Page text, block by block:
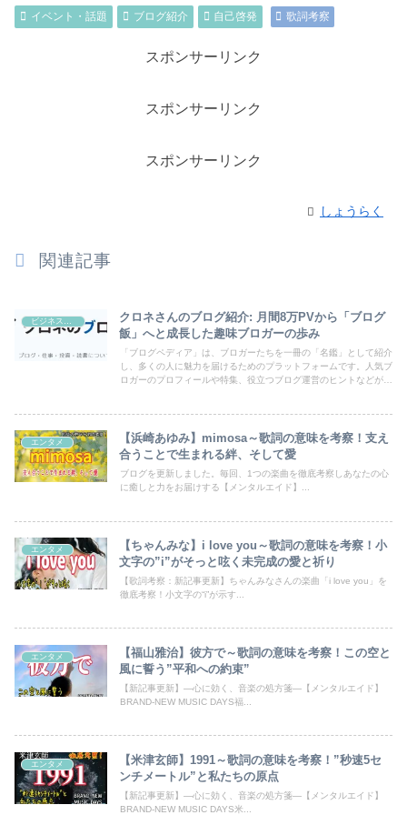
イベント・話題 ブログ紹介 自己啓発 歌詞考察
スポンサーリンク
スポンサーリンク
スポンサーリンク
しょうらく
関連記事
ビジネス・副業
クロネさんのブログ紹介: 月間8万PVから「ブログ
飯」へと成長した趣味ブロガーの歩み
「ブログペディア」は、ブロガーたちを一冊の「名鑑」として紹介
し、多くの人に魅力を届けるためのプラットフォームです。人気ブ
ロガーのプロフィールや特集、役立つブログ運営のヒントなどが満
エンタメ
【浜崎あゆみ】mimosa～歌詞の意味を考察！支え
合うことで生まれる絆、そして愛
ブログを更新しました。毎回、1つの楽曲を徹底考察しあなたの心
に癒しと力をお届けする【メンタルエイド】...
エンタメ
【ちゃんみな】i love you～歌詞の意味を考察！小
文字の”i”がそっと呟く未完成の愛と祈り
【歌詞考察：新記事更新】ちゃんみなさんの楽曲「i love you」を
徹底考察！小文字の“i”が示す...
エンタメ
【福山雅治】彼方で～歌詞の意味を考察！この空と
風に誓う”平和への約束”
【新記事更新】―心に効く、音楽の処方箋―【メンタルエイド】
BRAND-NEW MUSIC DAYS福...
エンタメ
【米津玄師】1991～歌詞の意味を考察！”秒速5セ
ンチメートル”と私たちの原点
【新記事更新】―心に効く、音楽の処方箋―【メンタルエイド】
BRAND-NEW MUSIC DAYS米...